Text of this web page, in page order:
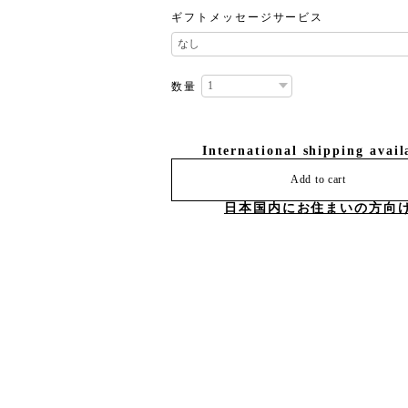
ギフトメッセージサービス
数量
International shipping
Add to cart
日本国内にお住まいの方向